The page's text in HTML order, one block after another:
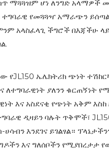
ማጓጓዝም ሆነ ለንግድ አላማዎች
ተግባራዊ የመጓጓዣ አማራጭን
አላስፈላጊ ችግሮች በእጃችሁ
የJL150 ኤሌክትሪክ ጭነት
ለተግባራዊነት ያለንን ቁርጠኝነት
እና አስደናቂ የጭነት አቅም እስከ
ዲዛይን ባሉት ጥቅሞች፣
እንደገና ይገልፃል።
እና ግለሰቦችን የሚያበረታታ